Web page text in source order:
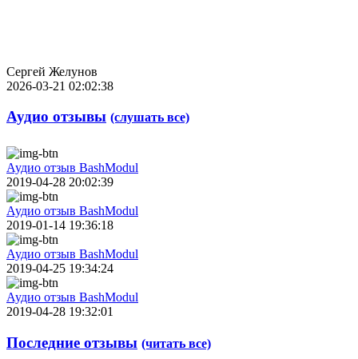
Сергей Желунов
2026-03-21 02:02:38
Аудио отзывы (слушать все)
Аудио отзыв BashModul
2019-04-28 20:02:39
Аудио отзыв BashModul
2019-01-14 19:36:18
Аудио отзыв BashModul
2019-04-25 19:34:24
Аудио отзыв BashModul
2019-04-28 19:32:01
Последние отзывы (читать все)